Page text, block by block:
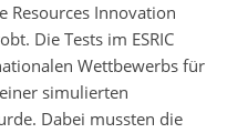
Resources Innovation
Die Tests im ESRIC
Wettbewerbs für
simulierten
Dabei mussten die